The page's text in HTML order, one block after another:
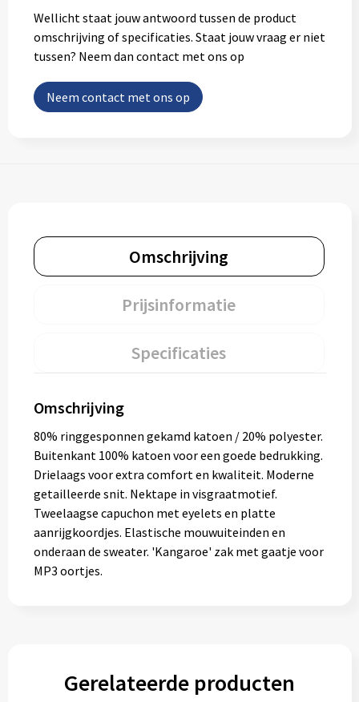
Wellicht staat jouw antwoord tussen de product
omschrijving of specificaties. Staat jouw vraag er niet
tussen? Neem dan contact met ons op
Neem contact met ons op
Omschrijving
Prijsinformatie
Specificaties
Omschrijving
80% ringgesponnen gekamd katoen / 20% polyester.
Buitenkant 100% katoen voor een goede bedrukking.
Drielaags voor extra comfort en kwaliteit. Moderne
getailleerde snit. Nektape in visgraatmotief.
Tweelaagse capuchon met eyelets en platte
aanrijgkoordjes. Elastische mouwuiteinden en
onderaan de sweater. 'Kangaroe' zak met gaatje voor
MP3 oortjes.
Gerelateerde producten